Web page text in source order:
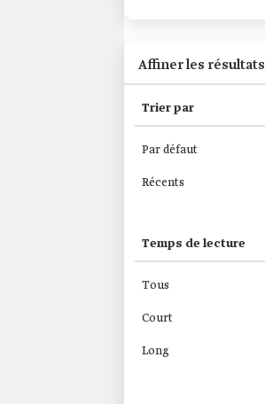
Affiner les résultats
Trier par
Par défaut
Récents
Temps de lecture
Tous
Court
Long